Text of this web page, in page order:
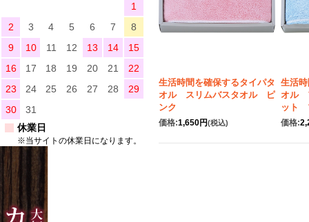
生活時間を確保するタイパタ
オル スリムバスタオル ピ
ンク
価格:1,650円(税込)
生活
オル
ット
価格:
1
2
3 4 5 6 7
8
9
10 11 12 13 14
15
16
17 18 19 20 21
22
23
24 25 26 27 28
29
30
31
休業日
※当サイトの休業日になります。